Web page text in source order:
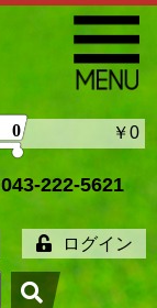
043-222-5621
ログイン
0 ￥0